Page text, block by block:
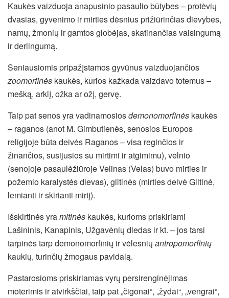
Kaukės vaizduoja anapusinio pasaulio būtybes – protėvių
dvasias, gyvenimo ir mirties dėsnius prižiūrinčias dievybes,
namų, žmonių ir gamtos globėjas, skatinančias vaisingumą
ir derlingumą.
Seniausiomis pripažįstamos gyvūnus vaizduojančios
zoomorfinės kaukės, kurios kažkada vaizdavo totemus –
mešką, arklį, ožka ar ožį, gervę.
Taip pat senos yra vadinamosiosdemonomorfinės kaukės
– raganos (anot M. Gimbutienės, senosios Europos
religijoje būta deivės Raganos – visa reginčios ir
žinančios, susijusios su mirtimi ir atgimimu), velnio
(senojoje pasaulėžiūroje Velinas (Velas) buvo mirties ir
požemio karalystės dievas), giltinės (mirties deivė Giltinė,
lemianti ir skirianti mirtį).
Išskirtinės yramitinės kaukės, kurioms priskiriami
Lašininis, Kanapinis, Užgavėnių diedas ir kt. – jos tarsi
tarpinės tarp demonomorfinių ir vėlesnių antropomorfinių
kaukių, turinčių žmogaus pavidalą.
Pastarosioms priskiriamas vyrų persirenginėjimas
moterimis ir atvirkščiai, taip pat „čigonai“, „žydai“, „vengrai“,